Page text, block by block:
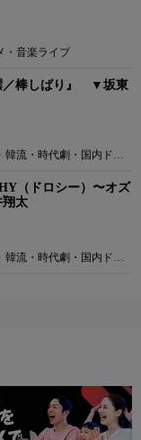
・音楽ライブ
／棒しばり』 ▼坂東
流・時代劇・国内ドラ
（ドロシー）〜オズ
太
流・時代劇・国内ドラ